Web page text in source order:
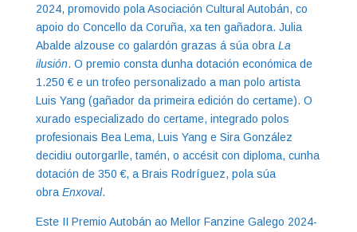
2024, promovido pola Asociación Cultural Autobán, co
apoio do Concello da Coruña, xa ten gañadora. Julia
Abalde alzouse co galardón grazas á súa obra La
ilusión. O premio consta dunha dotación económica de
1.250 € e un trofeo personalizado a man polo artista
Luis Yang (gañador da primeira edición do certame). O
xurado especializado do certame, integrado polos
profesionais Bea Lema, Luis Yang e Sira González
decidiu outorgarlle, tamén, o accésit con diploma, cunha
dotación de 350 €, a Brais Rodríguez, pola súa
obra Enxoval.
Este II Premio Autobán ao Mellor Fanzine Galego 2024-